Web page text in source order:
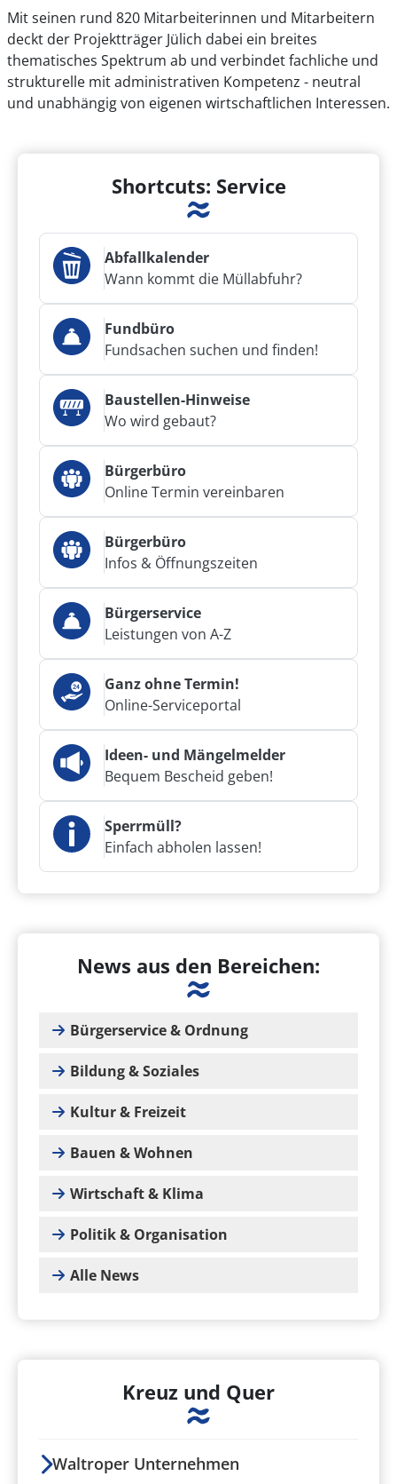
Mit seinen rund 820 Mitarbeiterinnen und Mitarbeitern
deckt der Projektträger Jülich dabei ein breites
thematisches Spektrum ab und verbindet fachliche und
strukturelle mit administrativen Kompetenz - neutral
und unabhängig von eigenen wirtschaftlichen Interessen.
Shortcuts: Service
Abfallkalender
Wann kommt die Müllabfuhr?
Fundbüro
Fundsachen suchen und finden!
Baustellen-Hinweise
Wo wird gebaut?
Bürgerbüro
Online Termin vereinbaren
Bürgerbüro
Infos & Öffnungszeiten
Bürgerservice
Leistungen von A-Z
Ganz ohne Termin!
Online-Serviceportal
Ideen- und Mängelmelder
Bequem Bescheid geben!
Sperrmüll?
Einfach abholen lassen!
News aus den Bereichen:
Bürgerservice & Ordnung
Bildung & Soziales
Kultur & Freizeit
Bauen & Wohnen
Wirtschaft & Klima
Politik & Organisation
Alle News
Kreuz und Quer
Waltroper Unternehmen